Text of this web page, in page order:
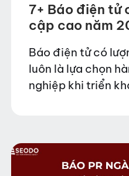
7+ Báo điện tử
cập cao năm
Báo điện tử có
luôn là lựa chọn
nghiệp khi triển